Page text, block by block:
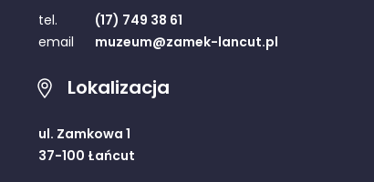
tel.
(17) 749 38 61
email
muzeum@zamek-lancut.pl
Lokalizacja
ul. Zamkowa 1
37-100 Łańcut